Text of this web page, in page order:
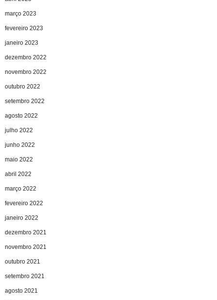
março 2023
fevereiro 2023
janeiro 2023
dezembro 2022
novembro 2022
outubro 2022
setembro 2022
agosto 2022
julho 2022
junho 2022
maio 2022
abril 2022
março 2022
fevereiro 2022
janeiro 2022
dezembro 2021
novembro 2021
outubro 2021
setembro 2021
agosto 2021